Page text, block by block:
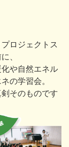
ロジェクトス
、
や自然エネル
の学習会。
そのものです